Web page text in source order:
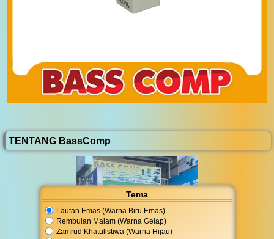
Tema
Lautan Emas (Warna Biru Emas)
Rembulan Malam (Warna Gelap)
Zamrud Khatulistiwa (Warna Hijau)
TENTANG BassComp